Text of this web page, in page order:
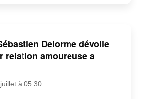
Delorme dévoile
relation amoureuse a
à 05:30